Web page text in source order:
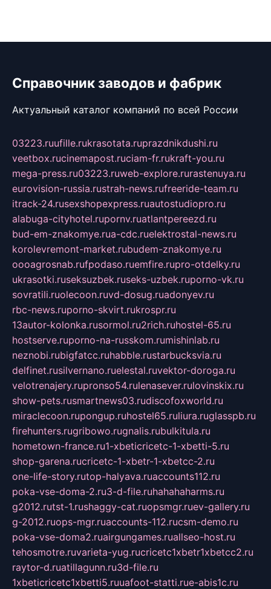
Справочник заводов и фабрик
Актуальный каталог компаний по всей России
03223.ruufille.rukrasotata.ruprazdnikdushi.ru
veetbox.rucinemapost.ruciam-fr.rukraft-you.ru
mega-press.ru03223.ruweb-explore.rurastenuya.ru
eurovision-russia.rustrah-news.rufreeride-team.ru
itrack-24.rusexshopexpress.ruautostudiopro.ru
alabuga-cityhotel.rupornv.ruatlantpereezd.ru
bud-em-znakomye.rua-cdc.ruelektrostal-news.ru
korolevremont-market.rubudem-znakomye.ru
oooagrosnab.rufpodaso.ruemfire.rupro-otdelky.ru
ukrasotki.ruseksuzbek.ruseks-uzbek.ruporno-vk.ru
sovratili.ruolecoon.ruvd-dosug.ruadonyev.ru
rbc-news.ruporno-skvirt.rukrospr.ru
13autor-kolonka.rusormol.ru2rich.ruhostel-65.ru
hostserve.ruporno-na-russkom.rumishinlab.ru
neznobi.rubigfatcc.ruhabble.rustarbucksvia.ru
delfinet.rusilvernano.ruelestal.ruvektor-doroga.ru
velotrenajery.rupronso54.rulenasever.rulovinskix.ru
show-pets.rusmartnews03.rudiscofoxworld.ru
miraclecoon.rupongup.ruhostel65.ruliura.ruglasspb.ru
firehunters.rugribowo.rugnalis.rubulkitula.ru
hometown-france.ru1-xbeticricetc-1-xbetti-5.ru
shop-garena.rucricetc-1-xbetr-1-xbetcc-2.ru
one-life-story.rutop-halyava.ruaccounts112.ru
poka-vse-doma-2.ru3-d-file.ruhahahaharms.ru
g2012.rutst-1.rushaggy-cat.ruopsmgr.ruev-gallery.ru
g-2012.ruops-mgr.ruaccounts-112.rucsm-demo.ru
poka-vse-doma2.ruairgungames.ruallseo-host.ru
tehosmotre.ruvarieta-yug.rucricetc1xbetr1xbetcc2.ru
raytor-d.ruatillagunn.ru3d-file.ru
1xbeticricetc1xbetti5.ruuafoot-statti.rue-abis1c.ru